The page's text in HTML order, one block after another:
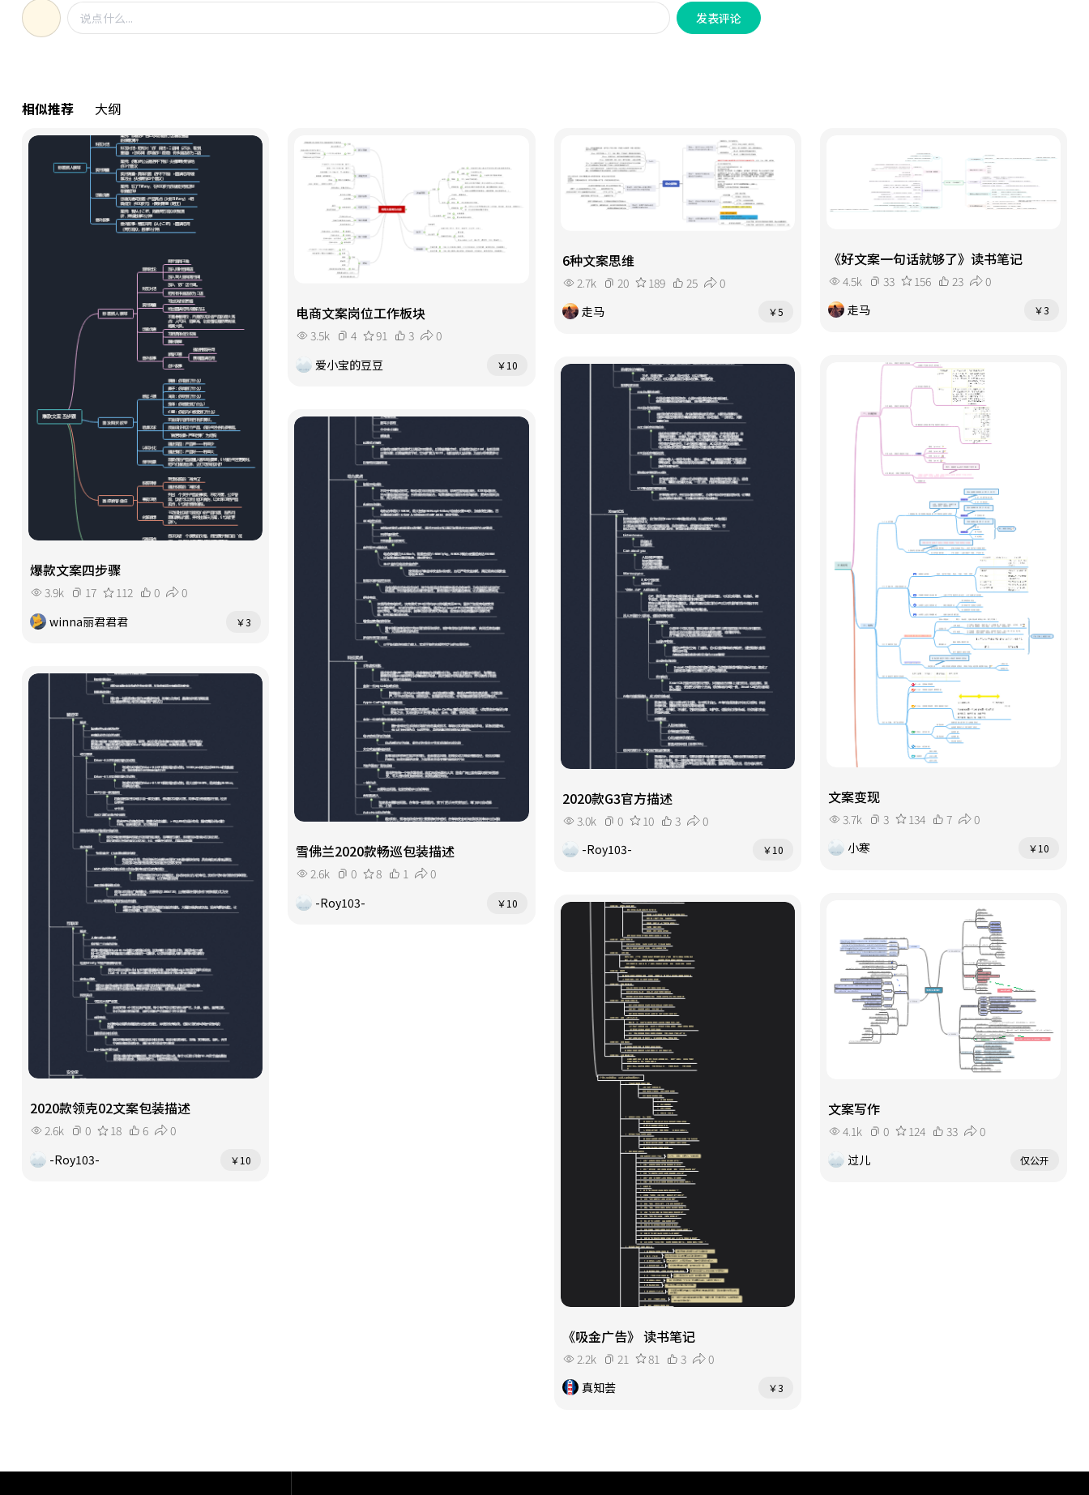
发表评论
相似推荐 大纲
爆款文案四步骤
3.9k 17 112 0
0
winna丽君君君
￥3
电商文案岗位工作板块
3.5k 4 91 3
0
爱小宝的豆豆
￥10
6种文案思维
2.7k 20 189 25
0
走马
￥5
《好文案一句话就够了》读书笔记
4.5k 33 156 23
0
走马
￥3
文案变现
3.7k 3 134 7
0
小寒
￥10
2020款G3官方描述
3.0k 0 10 3
0
-Roy103-
￥10
雪佛兰2020款畅巡包装描述
2.6k 0 8 1
0
-Roy103-
￥10
2020款领克02文案包装描述
2.6k 0 18 6
0
-Roy103-
￥10
文案写作
4.1k 0 124 33
0
过儿
仅公开
《吸金广告》 读书笔记
2.2k 21 81 3
0
真知荟
￥3